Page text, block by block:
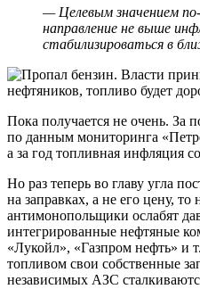
— Целевым значением
направление не выше
стабилизироваться в
Пока получается не очень. За
по данным мониторинга
а за год топливная инфляция
Но раз теперь во главу угла
на заправках, а не его цену,
антимонопольщики ослабят
интегрированные нефтяные
«Лукойл», «Газпром нефть» и
топливом свои собственные
независимых АЗС